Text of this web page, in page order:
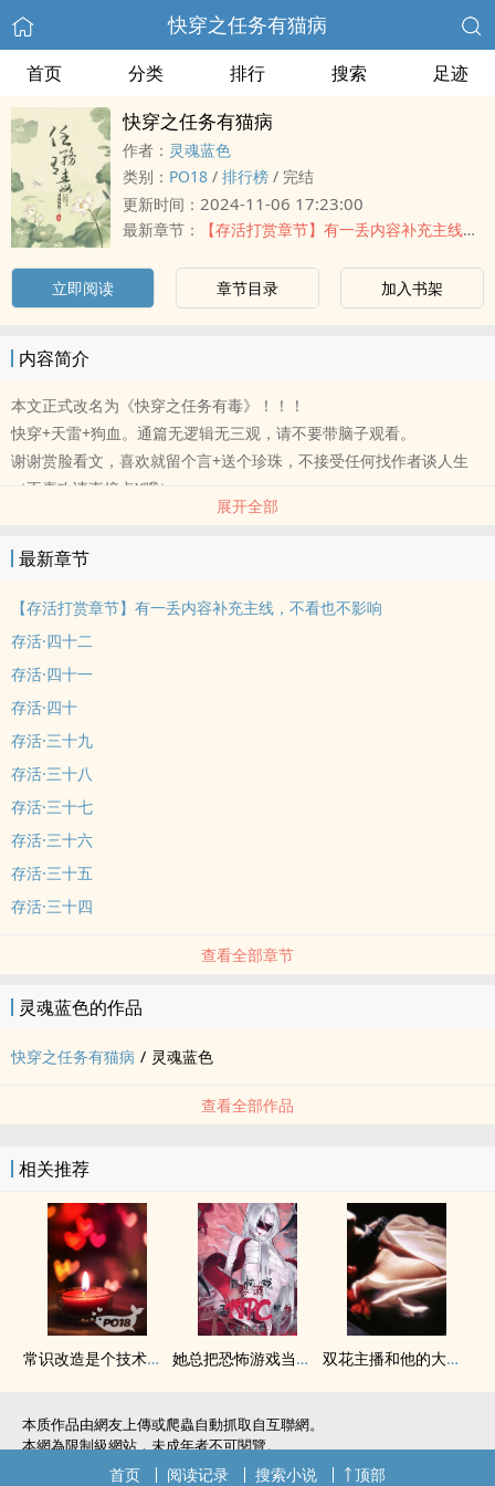
快穿之任务有猫病
首页 分类 排行 搜索 足迹
快穿之任务有猫病
作者： 灵魂蓝色
类别： ‍‌‎P‍‌‍O‍‍‎1‎‍‍8‌‌ / 排行榜 / 完结
更新时间： 2024-11-06 17:23:00
最新章节： 【存活打赏章节】有一丢内容补充主线，不看也不影响
立即阅读 章节目录 加入书架
内容简介
本文正式改名为《快穿之任务有毒》！！！
快穿+天雷+狗血。通篇无逻辑无三观，请不要带脑子观看。
谢谢赏脸看文，喜欢就留个言+送个珍珠，不接受任何找作者谈人生
（不喜欢请直接点X哦）
没有真正意义的完结，有新梗会开新卷。
主角原本女性，但之后会穿成男人、兽人、非人类等等，性别什幺看
看就好哦~
因为梗很多，不能保证每个小故事都在一个水平。
全文剧情为主，肉汤为辅，想看‌纯‎‍‌肉‎‍文的慎入
【关于更新】
月更6-8章，更新时间不定，节假日会尽量多更点。
我知道我更新算是很慢那一类了，建议大家可以先收藏，偶尔来留言
跪求各位阿娜达投喂珍珠+留言（这个真的很重要）！！！
下面各卷简介，排雷用的，选喜欢的世界看吧
卷一：封神演义·哪吒篇【看见有人求续，打赏章节过百会开续】
CP哪吒，OOC严重+毁童年，涉及恋童，慎入。以原主封神演义为蓝
卷三：古代江湖·影卫篇（不要问我卷二去哪了，被吞了_(:з」∠)_）
卷四：欢天喜地七仙女·神魔篇
描写。
卷六：一千零一个·无限恐怖篇
有CP，CP非人类为怪兽。可能会带那幺点智斗，但作者智商和笔力有
限，智斗可能跟小学数学题差不多。大量血腥描写。女主黑化。剧情
后续已崩，仓促完结。
卷七：朱砂痣·青媚狐篇
女主黑化后续，六亲不认。无CP。剧情后续已崩，仓促完结。
西幻魔法，八大种族。主角后期会转性为男性，会有跟异性和同性圈
写。
卷九：红娘女神
展开全部
最新章节
【存活打赏章节】有一丢内容补充主线，不看也不影响
存活·四十二
存活·四十一
存活·四十
存活·三十九
存活·三十八
存活·三十七
存活·三十六
存活·三十五
存活·三十四
查看全部章节
灵魂蓝色的作品
快穿之任务有猫病 / 灵魂蓝色
查看全部作品
相关推荐
常识改造是个技术活（双性/合集） 她总把恐怖游戏当黄油玩（原名：《在恐怖游戏收录NPC男友》） 双花主播和他的大金主‎‌‍1‎v‎1‌‍(‍高‌‎‌h‍‌）
本质作品由網友上傳或爬蟲自動抓取自互聯網。
本網為限制級網站，未成年者不可閱覽。
如無意中侵犯了您的權利，敬請聯系我們。
首页 阅读记录 搜索小说 顶部